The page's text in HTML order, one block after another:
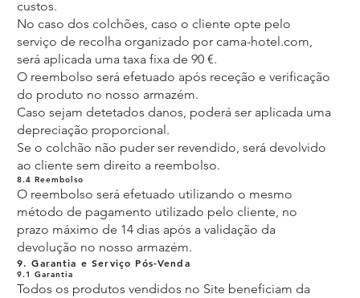
custos.
No caso dos colchões, caso o cliente opte pelo
serviço de recolha organizado por cama-hotel.com,
será aplicada uma taxa fixa de 90 €.
O reembolso será efetuado após receção e verificação
do produto no nosso armazém.
Caso sejam detetados danos, poderá ser aplicada uma
depreciação proporcional.
Se o colchão não puder ser revendido, será devolvido
ao cliente sem direito a reembolso.
8.4 Reembolso
O reembolso será efetuado utilizando o mesmo
método de pagamento utilizado pelo cliente, no
prazo máximo de 14 dias após a validação da
devolução no nosso armazém.
9. Garantia e Serviço Pós-Venda
9.1 Garantia
Todos os produtos vendidos no Site beneficiam da